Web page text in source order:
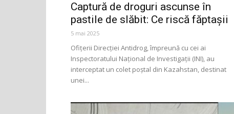
Captură de droguri ascunse în
pastile de slăbit: Ce riscă făptașii
5 mai 2025
Ofițerii Direcției Antidrog, împreună cu cei ai
Inspectoratului Național de Investigații (INI), au
interceptat un colet poștal din Kazahstan, destinat
unei...